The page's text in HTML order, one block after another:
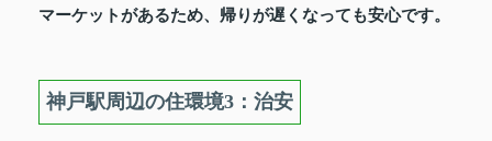
マーケットがあるため、帰りが遅くなっても安心です。
神戸駅周辺の住環境3：治安